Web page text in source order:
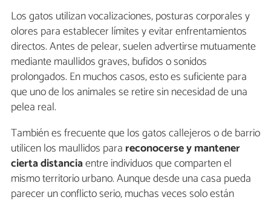
Los gatos utilizan vocalizaciones, posturas corporales y
olores para establecer límites y evitar enfrentamientos
directos. Antes de pelear, suelen advertirse mutuamente
mediante maullidos graves, bufidos o sonidos
prolongados. En muchos casos, esto es suficiente para
que uno de los animales se retire sin necesidad de una
pelea real.
También es frecuente que los gatos callejeros o de barrio
utilicen los maullidos para reconocerse y mantener
cierta distanciaentre individuos que comparten el
mismo territorio urbano. Aunque desde una casa pueda
parecer un conflicto serio, muchas veces solo están